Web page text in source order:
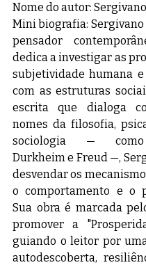
Nome do autor:
Mini biografia: Sergivano
pensador
dedica a investigar as
subjetividade humana e
com as estruturas
escrita que dialoga
nomes da filosofia,
sociologia — como
Durkheim e Freud —,
desvendar os
o comportamento e o
Sua obra é marcada
promover a
guiando o leitor por
autodescoberta,